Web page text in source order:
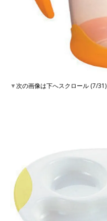
▼次の画像は下へスクロール (7/31)